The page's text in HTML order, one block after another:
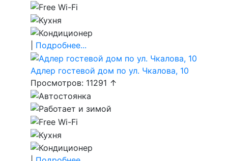
Подробнее...
Адлер гостевой дом по ул. Чкалова, 10
Просмотров: 11291 ↑